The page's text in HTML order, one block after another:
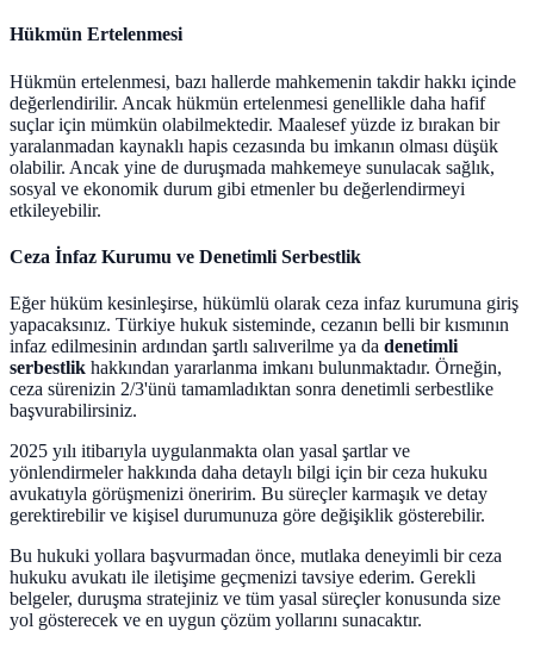
Hükmün Ertelenmesi
Hükmün ertelenmesi, bazı hallerde mahkemenin takdir hakkı içinde
değerlendirilir. Ancak hükmün ertelenmesi genellikle daha hafif
suçlar için mümkün olabilmektedir. Maalesef yüzde iz bırakan bir
yaralanmadan kaynaklı hapis cezasında bu imkanın olması düşük
olabilir. Ancak yine de duruşmada mahkemeye sunulacak sağlık,
sosyal ve ekonomik durum gibi etmenler bu değerlendirmeyi
etkileyebilir.
Ceza İnfaz Kurumu ve Denetimli Serbestlik
Eğer hüküm kesinleşirse, hükümlü olarak ceza infaz kurumuna giriş
yapacaksınız. Türkiye hukuk sisteminde, cezanın belli bir kısmının
infaz edilmesinin ardından şartlı salıverilme ya da denetimli
serbestlik hakkından yararlanma imkanı bulunmaktadır. Örneğin,
ceza sürenizin 2/3'ünü tamamladıktan sonra denetimli serbestlike
başvurabilirsiniz.
2025 yılı itibarıyla uygulanmakta olan yasal şartlar ve
yönlendirmeler hakkında daha detaylı bilgi için bir ceza hukuku
avukatıyla görüşmenizi öneririm. Bu süreçler karmaşık ve detay
gerektirebilir ve kişisel durumunuza göre değişiklik gösterebilir.
Bu hukuki yollara başvurmadan önce, mutlaka deneyimli bir ceza
hukuku avukatı ile iletişime geçmenizi tavsiye ederim. Gerekli
belgeler, duruşma stratejiniz ve tüm yasal süreçler konusunda size
yol gösterecek ve en uygun çözüm yollarını sunacaktır.